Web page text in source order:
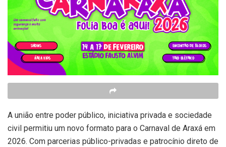
A união entre poder público, iniciativa privada e sociedade
civil permitiu um novo formato para o Carnaval de Araxá em
2026. Com parcerias público-privadas e patrocínio direto de